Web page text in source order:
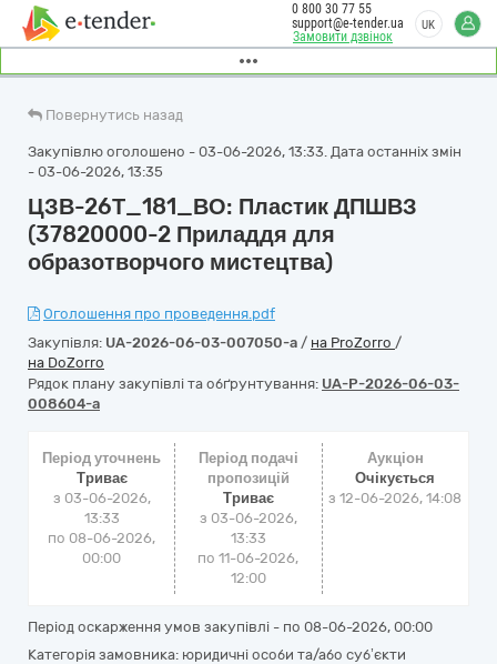
Замовити дзвінок
0 800 30 77 55
support@e-tender.ua
UK
Повернутись назад
Закупівлю оголошено - 03-06-2026, 13:33. Дата останніх змін
- 03-06-2026, 13:35
ЦЗВ-26Т_181_ВО: Пластик ДПШВЗ
(37820000-2 Приладдя для
образотворчого мистецтва)
Оголошення про проведення.pdf
Закупівля: UA-2026-06-03-007050-a / на ProZorro /
на DoZorro
Рядок плану закупівлі та обґрунтування: UA-P-2026-06-03-
008604-a
Період уточнень
Триває
з 03-06-2026,
13:33
по 08-06-2026,
00:00
Період подачі
пропозицій
Триває
з 03-06-2026,
13:33
по 11-06-2026,
12:00
Аукціон
Очікується
з12-06-2026, 14:08
Період оскарження умов закупівлі - по 08-06-2026, 00:00
Категорія замовника: юридичні особи та/або суб’єкти